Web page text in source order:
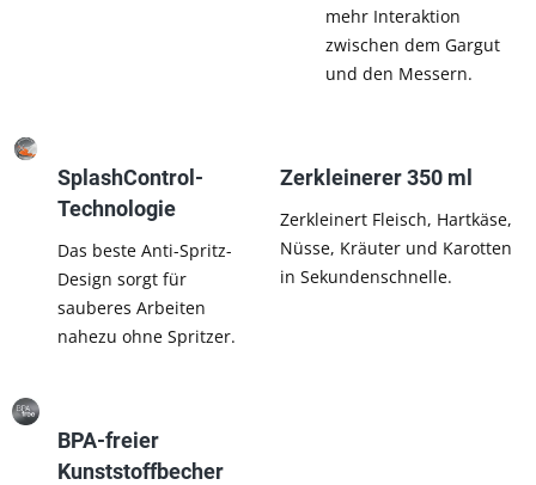
mehr Interaktion
zwischen dem Gargut
und den Messern.
SplashControl-
Technologie
Das beste Anti-Spritz-
Design sorgt für
sauberes Arbeiten
nahezu ohne Spritzer.
Zerkleinerer 350 ml
Zerkleinert Fleisch, Hartkäse,
Nüsse, Kräuter und Karotten
in Sekundenschnelle.
BPA-freier
Kunststoffbecher